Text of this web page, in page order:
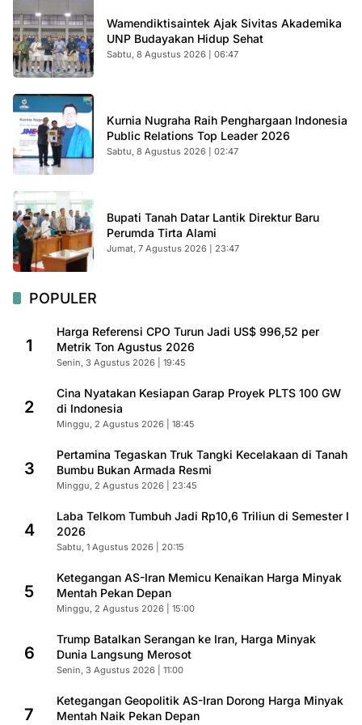
Wamendiktisaintek Ajak Sivitas Akademika
UNP Budayakan Hidup Sehat
Sabtu, 8 Agustus 2026 | 06:47
Kurnia Nugraha Raih Penghargaan Indonesia
Public Relations Top Leader 2026
Sabtu, 8 Agustus 2026 | 02:47
Bupati Tanah Datar Lantik Direktur Baru
Perumda Tirta Alami
Jumat, 7 Agustus 2026 | 23:47
POPULER
1
Harga Referensi CPO Turun Jadi US$ 996,52 per
Metrik Ton Agustus 2026
Senin, 3 Agustus 2026 | 19:45
2
Cina Nyatakan Kesiapan Garap Proyek PLTS 100 GW
di Indonesia
Minggu, 2 Agustus 2026 | 18:45
3
Pertamina Tegaskan Truk Tangki Kecelakaan di Tanah
Bumbu Bukan Armada Resmi
Minggu, 2 Agustus 2026 | 23:45
4
Laba Telkom Tumbuh Jadi Rp10,6 Triliun di Semester I
2026
Sabtu, 1 Agustus 2026 | 20:15
5
Ketegangan AS-Iran Memicu Kenaikan Harga Minyak
Mentah Pekan Depan
Minggu, 2 Agustus 2026 | 15:00
6
Trump Batalkan Serangan ke Iran, Harga Minyak
Dunia Langsung Merosot
Senin, 3 Agustus 2026 | 11:00
7
Ketegangan Geopolitik AS-Iran Dorong Harga Minyak
Mentah Naik Pekan Depan